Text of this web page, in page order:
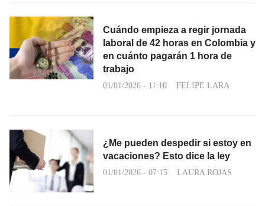
Cuándo empieza a regir jornada
laboral de 42 horas en Colombia y
en cuánto pagarán 1 hora de
trabajo
01/01/2026 - 11:10 FELIPE LARA
¿Me pueden despedir si estoy en
vacaciones? Esto dice la ley
01/01/2026 - 07:15 LAURA ROJAS